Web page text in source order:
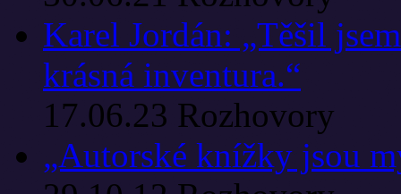
Karel Jordán: „Těšil
krásná inventura.“
17.06.23 Rozhovory
„Autorské knížky jsou